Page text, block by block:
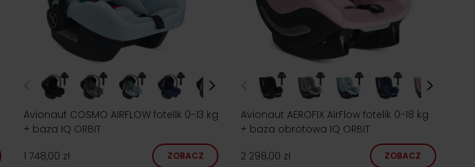
Avionaut COSMO AIRFLOW fotelik 0-13 kg
+ baza IQ ORBIT
1 748,00 zł
ZOBACZ
Avionaut AEROFIX AirFlow fotelik 0-18 kg
+ baza obrotowa IQ ORBIT
2 298,00 zł
ZOBACZ